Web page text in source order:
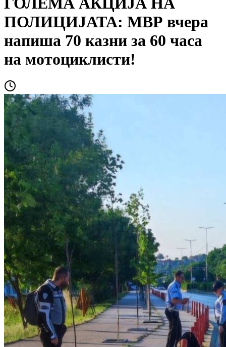
ПОЛИЦИЈАТА: МВР вчера
напиша 70 казни за 60 часа
на мотоциклисти!